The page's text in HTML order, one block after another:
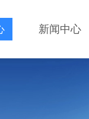
新闻中心